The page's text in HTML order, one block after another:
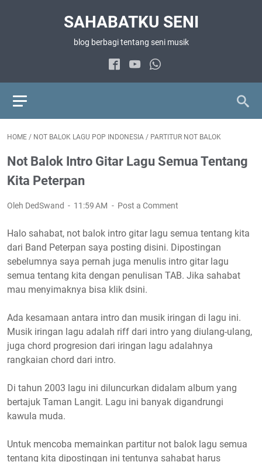
SAHABATKU SENI
blog berbagi tentang seni musik
HOME / NOT BALOK LAGU POP INDONESIA / PARTITUR NOT BALOK
Not Balok Intro Gitar Lagu Semua Tentang
Kita Peterpan
Oleh DedSwand 11:59 AM Post a Comment
Halo sahabat, not balok intro gitar lagu semua tentang kita
dari Band Peterpan saya posting disini. Dipostingan
sebelumnya saya pernah juga menulis intro gitar lagu
semua tentang kita dengan penulisan TAB. Jika sahabat
mau menyimaknya bisa klik dsini.
Ada kesamaan antara intro dan musik iringan di lagu ini.
Musik iringan lagu adalah riff dari intro yang diulang-ulang,
juga chord progresion dari iringan lagu adalahnya
rangkaian chord dari intro.
Di tahun 2003 lagu ini diluncurkan didalam album yang
bertajuk Taman Langit. Lagu ini banyak digandrungi
kawula muda.
Untuk mencoba memainkan partitur not balok lagu semua
tentang kita dipostingan ini tentunya sahabat harus